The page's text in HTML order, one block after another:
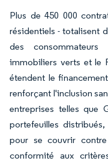
Plus de 450 000
résidentiels - totalisent
des
immobiliers verts et le
étendent le
renforçant l'inclusion
entreprises telles que
portefeuilles
pour se couvrir
conformité aux